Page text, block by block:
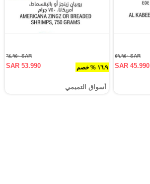
SAR ٥٩.٩٥٠
SAR 45.990 ١٦.٩ % خصم
SAR ٦٤.٩٥٠
SAR 53.990
أسواق التميمي